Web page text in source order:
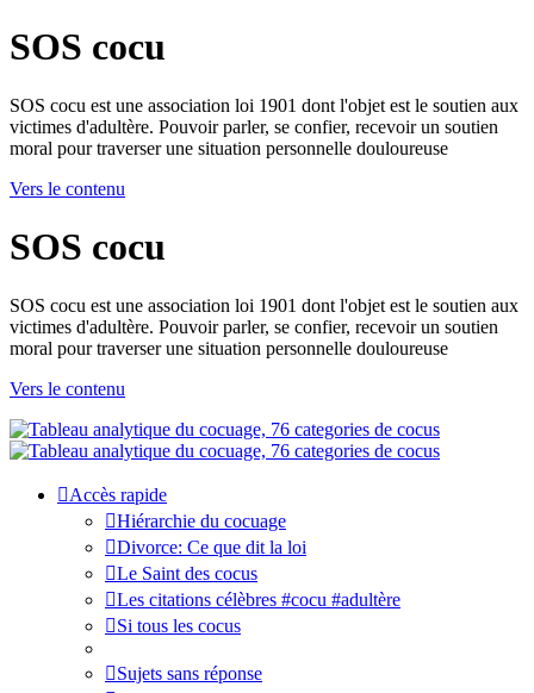
SOS cocu
SOS cocu est une association loi 1901 dont l'objet est le soutien aux
victimes d'adultère. Pouvoir parler, se confier, recevoir un soutien
moral pour traverser une situation personnelle douloureuse
Vers le contenu
SOS cocu
SOS cocu est une association loi 1901 dont l'objet est le soutien aux
victimes d'adultère. Pouvoir parler, se confier, recevoir un soutien
moral pour traverser une situation personnelle douloureuse
Vers le contenu
Accès rapide
Hiérarchie du cocuage
Divorce: Ce que dit la loi
Le Saint des cocus
Les citations célèbres #cocu #adultère
Si tous les cocus
Sujets sans réponse